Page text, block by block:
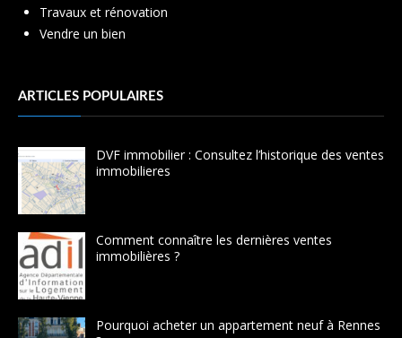
Travaux et rénovation
Vendre un bien
ARTICLES POPULAIRES
DVF immobilier : Consultez l’historique des ventes
immobilieres
Comment connaître les dernières ventes
immobilières ?
Pourquoi acheter un appartement neuf à Rennes